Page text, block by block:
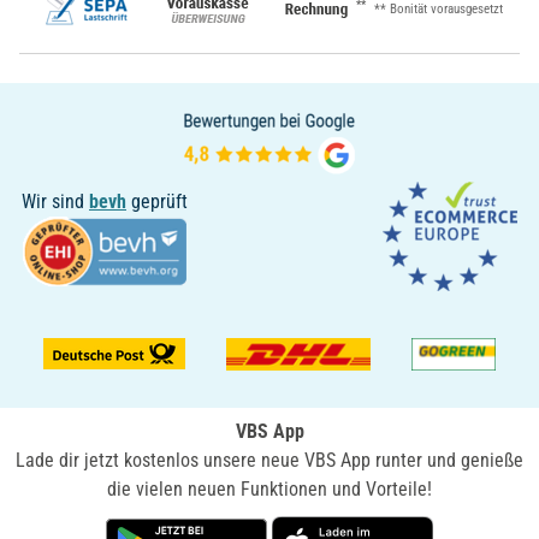
** ** Bonität vorausgesetzt
Wir sind bevh geprüft
VBS App
Lade dir jetzt kostenlos unsere neue VBS App runter und genieße
die vielen neuen Funktionen und Vorteile!